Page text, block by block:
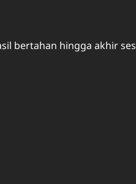
bertahan hingga akhir